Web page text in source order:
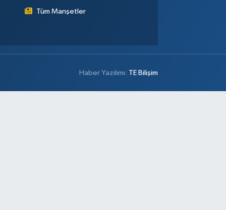
Tüm Manşetler
Haber Yazılımı: TE Bilişim